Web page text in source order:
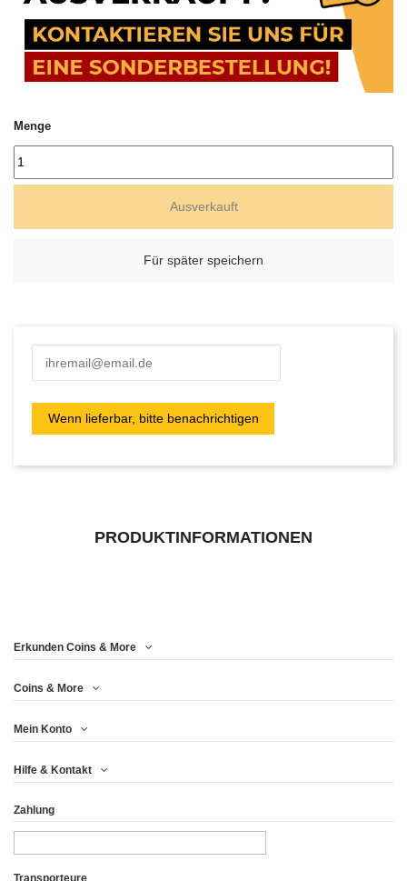
Menge
Ausverkauft
Für später speichern
PRODUKTINFORMATIONEN
Erkunden Coins & More
Coins & More
Mein Konto
Hilfe & Kontakt
Zahlung
Transporteure